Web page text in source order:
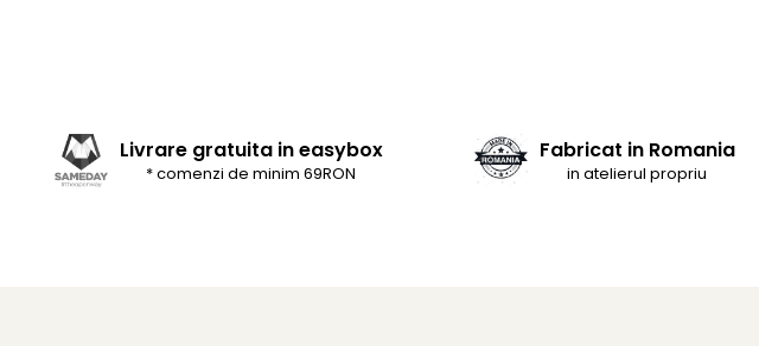
Livrare gratuita in easybox
* comenzi de minim 69RON
Fabricat in Romania
in atelierul propriu